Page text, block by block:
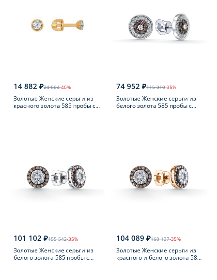
14 882 ₽24 804-40%
Золотые Женские серьги из
красного золота 585 пробы с
74 952 ₽115 310-35%
Золотые Женские серьги из
белого золота 585 пробы с
101 102 ₽155 542-35%
Золотые Женские серьги из
белого золота 585 пробы с
104 089 ₽160 137-35%
Золотые Женские серьги из
красного и белого золота 585